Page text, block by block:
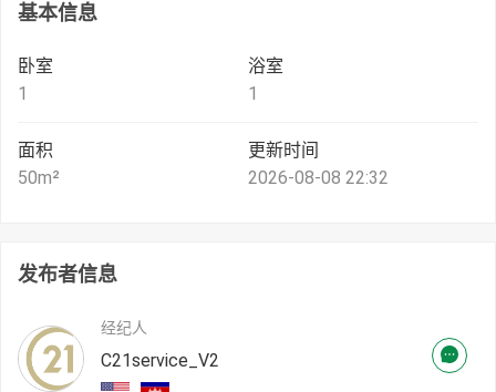
基本信息
卧室
1
浴室
1
面积
50m²
更新时间
2026-08-08 22:32
发布者信息
经纪人
C21service_V2